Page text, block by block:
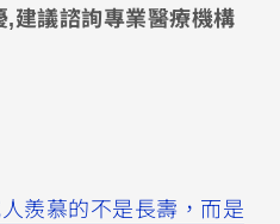
建議諮詢專業醫療機構
羨慕的不是長壽，而是